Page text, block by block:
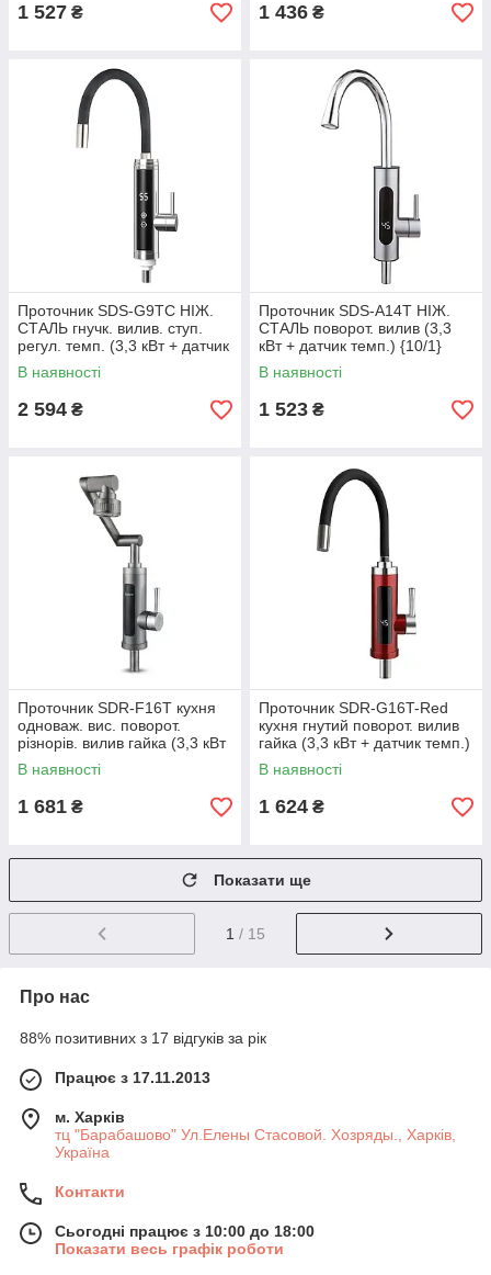
1 527 ₴ 1 436 ₴
Проточник SDS-G9TC НІЖ.
СТАЛЬ гнучк. вилив. ступ.
регул. темп. (3,3 кВт + датчик
темп.) {10/1}
В наявності
2 594 ₴
Проточник SDS-A14T НІЖ.
СТАЛЬ поворот. вилив (3,3
кВт + датчик темп.) {10/1}
В наявності
1 523 ₴
Проточник SDR-F16T кухня
одноваж. вис. поворот.
різнорів. вилив гайка (3,3 кВт
+ датчик темп.){10/1}
В наявності
1 681 ₴
Проточник SDR-G16T-Red
кухня гнутий поворот. вилив
гайка (3,3 кВт + датчик темп.)
{10/1}
В наявності
1 624 ₴
Показати ще
1 / 15
Про нас
88% позитивних з 17 відгуків за рік
Працює з 17.11.2013
м. Харків
тц "Барабашово" Ул.Елены Стасовой. Хозряды., Харків,
Україна
Контакти
Сьогодні працює з 10:00 до 18:00
Показати весь графік роботи